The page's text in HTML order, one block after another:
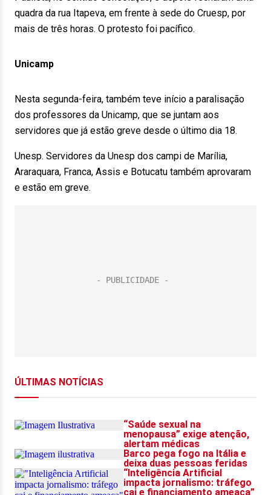
quadra da rua Itapeva, em frente à sede do Cruesp, por
mais de três horas. O protesto foi pacífico.
Unicamp
Nesta segunda-feira, também teve início a paralisação
dos professores da Unicamp, que se juntam aos
servidores que já estão greve desde o último dia 18.
Unesp. Servidores da Unesp dos campi de Marília,
Araraquara, Franca, Assis e Botucatu também aprovaram
e estão em greve.